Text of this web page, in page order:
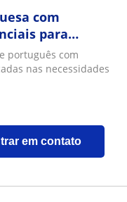
com
para
português com
nas necessidades
em contato